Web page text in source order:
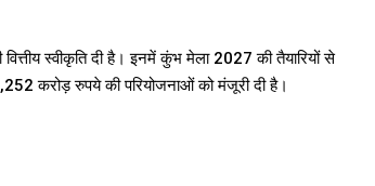
स्वीकृति दी है। इनमें कुंभ मेला 2027 की तैयारियों से
करोड़ रुपये की परियोजनाओं को मंजूरी दी है।